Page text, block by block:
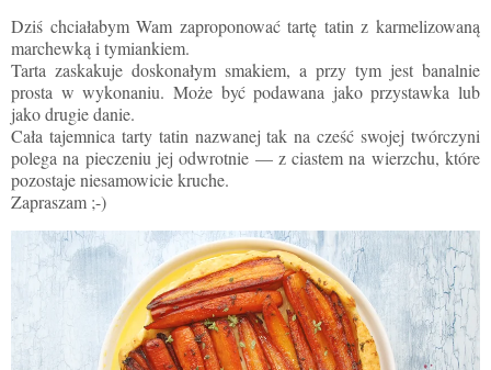
Dziś chciałabym Wam zaproponować tartę tatin z karmelizowaną
marchewką i tymiankiem.
Tarta zaskakuje doskonałym smakiem, a przy tym jest banalnie
prosta w wykonaniu. Może być podawana jako przystawka lub
jako drugie danie.
Cała tajemnica tarty tatin nazwanej tak na cześć swojej twórczyni
polega na pieczeniu jej odwrotnie — z ciastem na wierzchu, które
pozostaje niesamowicie kruche.
Zapraszam ;-)